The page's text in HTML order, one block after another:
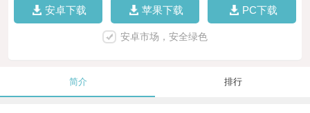
安卓下载 苹果下载 PC下载
安卓市场，安全绿色
简介 排行